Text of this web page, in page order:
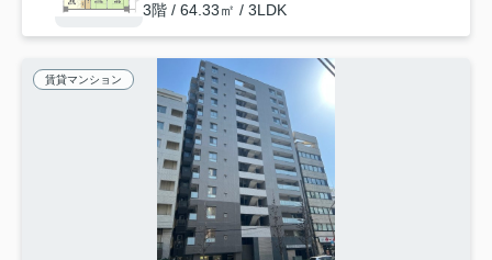
3階 / 64.33㎡ / 3LDK
賃貸マンション